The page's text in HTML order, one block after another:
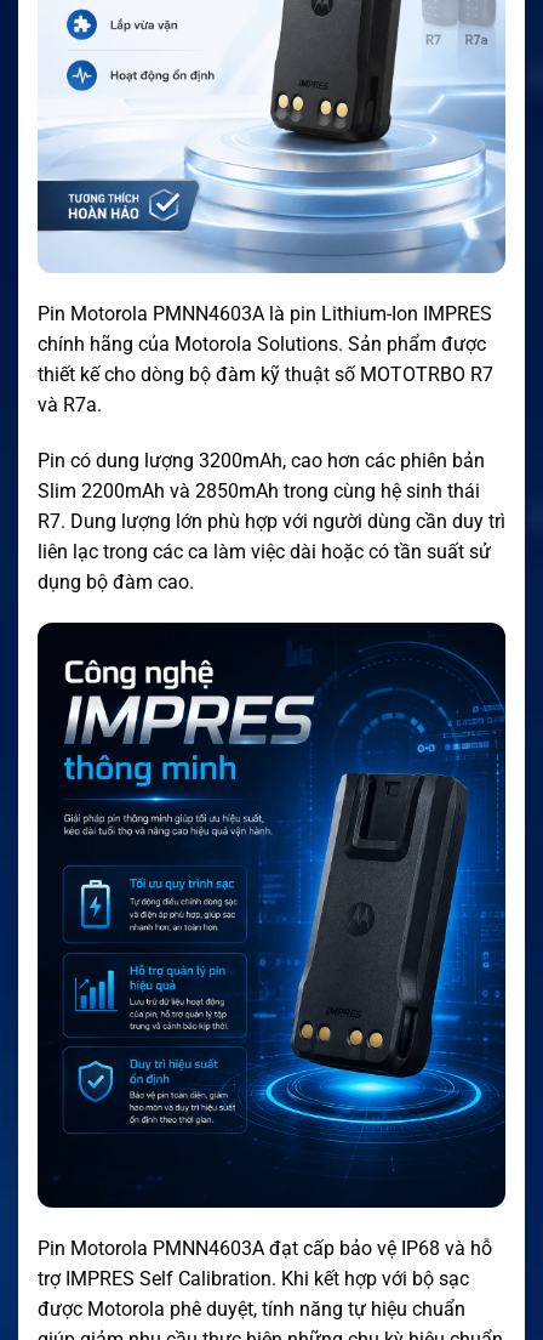
Pin Motorola PMNN4603A là pin Lithium-Ion IMPRES
chính hãng của Motorola Solutions. Sản phẩm được
thiết kế cho dòng bộ đàm kỹ thuật số MOTOTRBO R7
và R7a.
Pin có dung lượng 3200mAh, cao hơn các phiên bản
Slim 2200mAh và 2850mAh trong cùng hệ sinh thái
R7. Dung lượng lớn phù hợp với người dùng cần duy trì
liên lạc trong các ca làm việc dài hoặc có tần suất sử
dụng bộ đàm cao.
Pin Motorola PMNN4603A đạt cấp bảo vệ IP68 và hỗ
trợ IMPRES Self Calibration. Khi kết hợp với bộ sạc
được Motorola phê duyệt, tính năng tự hiệu chuẩn